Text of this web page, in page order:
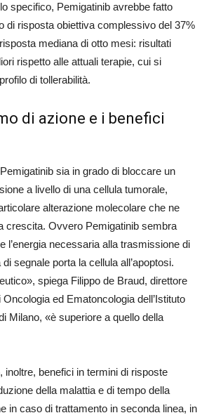
specifico, Pemigatinib avrebbe fatto
di risposta obiettiva complessivo del 37%
mediana di otto mesi: risultati
rispetto alle attuali terapie, cui si
di tollerabilità.
di azione e i benefici
sia in grado di bloccare un
a livello di una cellula tumorale,
alterazione molecolare che ne
crescita. Ovvero Pemigatinib sembra
l’energia necessaria alla trasmissione di
segnale porta la cellula all’apoptosi.
spiega Filippo de Braud, direttore
ed Ematoncologia dell’Istituto
Milano, «è superiore a quello della
inoltre, benefici in termini di risposte
della malattia e di tempo della
in caso di trattamento in seconda linea, in